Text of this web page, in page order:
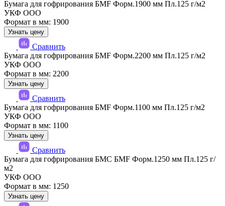
Бумага для гофрирования БМF Форм.1900 мм Пл.125 г/м2
УКФ ООО
Формат в мм: 1900
Узнать цену
Сравнить
Бумага для гофрирования БМF Форм.2200 мм Пл.125 г/м2
УКФ ООО
Формат в мм: 2200
Узнать цену
Сравнить
Бумага для гофрирования БМF Форм.1100 мм Пл.125 г/м2
УКФ ООО
Формат в мм: 1100
Узнать цену
Сравнить
Бумага для гофрирования БМС БМF Форм.1250 мм Пл.125 г/
м2
УКФ ООО
Формат в мм: 1250
Узнать цену